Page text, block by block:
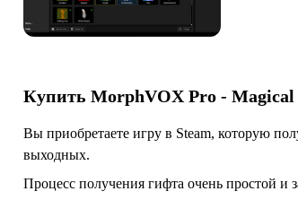
Купить MorphVOX Pro - Magical
Вы приобретаете игру в Steam, которую
выходных.
Процесс получения гифта очень простой и